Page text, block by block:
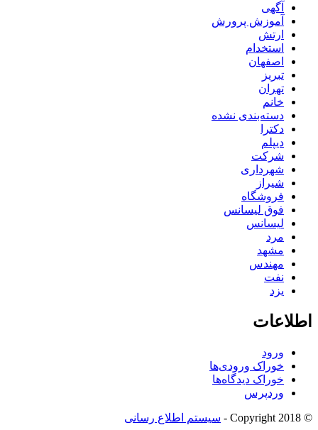
آگهی
آموزش پرورش
ارتش
استخدام
اصفهان
تبریز
تهران
خانم
دسته‌بندی نشده
دکترا
دیپلم
شرکت
شهرداری
شیراز
فروشگاه
فوق لیسانس
لیسانس
مرد
مشهد
مهندس
نفت
یزد
اطلاعات
ورود
خوراک ورودی‌ها
خوراک دیدگاه‌ها
وردپرس
© Copyright 2018 - سیستم اطلاع رسانی